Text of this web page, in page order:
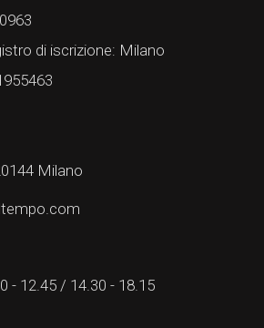
di iscrizione: Milano
Milano
- 12.45 / 14.30 - 18.15